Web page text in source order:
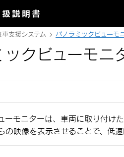
扱説明書
車支援システム パノラミックビューモ
ックビューモニ
ーモニターは、車両に取り付け
の映像を表示させることで、低速